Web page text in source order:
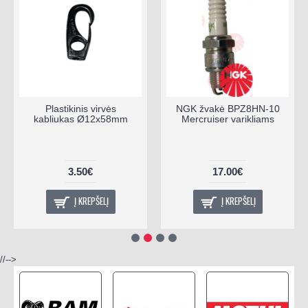
Plastikinis virvės
kabliukas Ø12x58mm
3.50€
Į KREPŠELĮ
NGK žvakė BPZ8HN-10
Mercruiser varikliams
17.00€
Į KREPŠELĮ
//-->